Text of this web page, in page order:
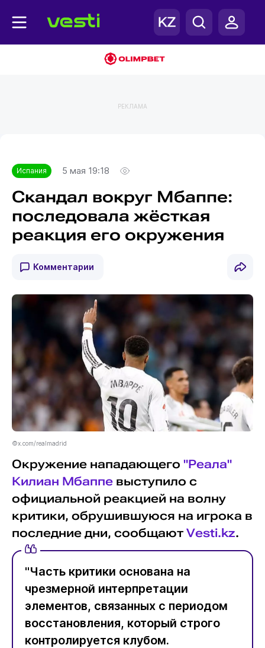
РЕКЛАМА
Испания 5 мая 19:18
Скандал вокруг Мбаппе:
последовала жёсткая
реакция его окружения
Комментарии
©x.com/realmadrid
Окружение нападающего "Реала"
Килиан Мбаппевыступило с
официальной реакцией на волну
критики, обрушившуюся на игрока в
последние дни, сообщают Vesti.kz.
"Часть критики основана на
чрезмерной интерпретации
элементов, связанных с периодом
восстановления, который строго
контролируется клубом.